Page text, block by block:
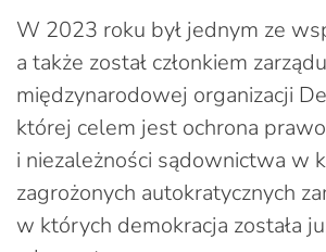
W 2023 roku był jednym ze
a także został członkiem
międzynarodowej organizacji
której celem jest ochrona
i niezależności sądownictwa w
zagrożonych autokratycznych
w których demokracja została